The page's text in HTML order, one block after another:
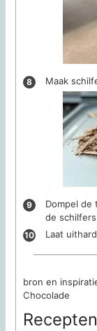
Maak
Dompel de
de schilfers
Laat
bron en
Chocolade